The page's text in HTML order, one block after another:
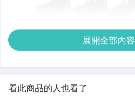
展開全部內容
看此商品的人也看了